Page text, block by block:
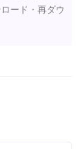
ード・再ダウ